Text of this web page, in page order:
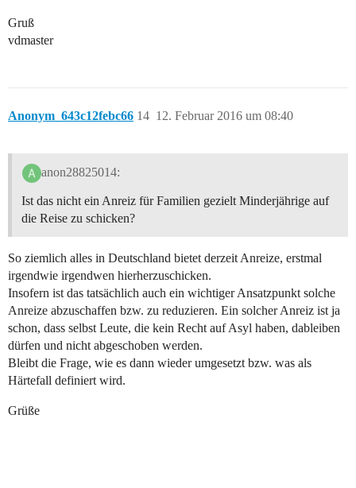
Gruß
vdmaster
Anonym_643c12febc66 12. Februar 2016 um 08:40
14
anon28825014:
Ist das nicht ein Anreiz für Familien gezielt Minderjährige auf
die Reise zu schicken?
So ziemlich alles in Deutschland bietet derzeit Anreize, erstmal
irgendwie irgendwen hierherzuschicken.
Insofern ist das tatsächlich auch ein wichtiger Ansatzpunkt solche
Anreize abzuschaffen bzw. zu reduzieren. Ein solcher Anreiz ist ja
schon, dass selbst Leute, die kein Recht auf Asyl haben, dableiben
dürfen und nicht abgeschoben werden.
Bleibt die Frage, wie es dann wieder umgesetzt bzw. was als
Härtefall definiert wird.
Grüße